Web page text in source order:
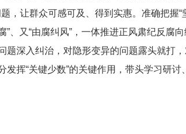
，让群众可感可及、得到实惠。准确把握“
、又“由腐纠风”，一体推进正风肃纪反腐
题深入纠治，对隐形变异的问题露头就打
挥“关键少数”的关键作用，带头学习研